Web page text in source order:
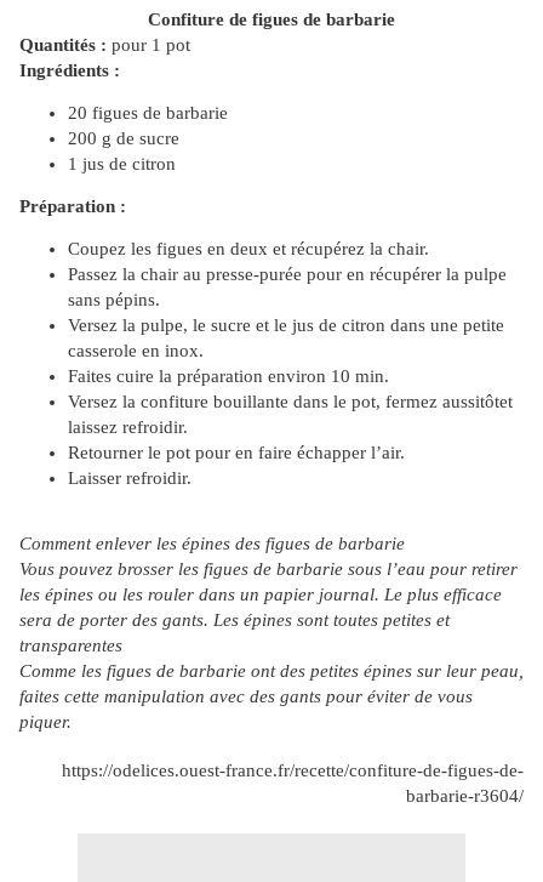
Confiture de figues de barbarie
Quantités : pour 1 pot
Ingrédients :
20 figues de barbarie
200 g de sucre
1 jus de citron
Préparation :
Coupez les figues en deux et récupérez la chair.
Passez la chair au presse-purée pour en récupérer la pulpe
sans pépins.
Versez la pulpe, le sucre et le jus de citron dans une petite
casserole en inox.
Faites cuire la préparation environ 10 min.
Versez la confiture bouillante dans le pot, fermez aussitôtet
laissez refroidir.
Retourner le pot pour en faire échapper l’air.
Laisser refroidir.
Comment enlever les épines des figues de barbarie
Vous pouvez brosser les figues de barbarie sous l’eau pour retirer
les épines ou les rouler dans un papier journal. Le plus efficace
sera de porter des gants. Les épines sont toutes petites et
transparentes
Comme les figues de barbarie ont des petites épines sur leur peau,
faites cette manipulation avec des gants pour éviter de vous
piquer.
https://odelices.ouest-france.fr/recette/confiture-de-figues-de-
barbarie-r3604/